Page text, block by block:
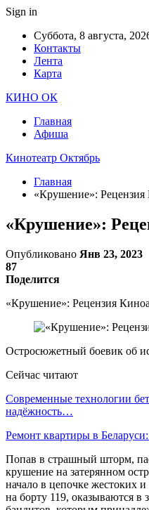
Sign in
Суббота, 8 августа,
Контакты
Лента
Карта
КИНО ОК
Главная
Афиша
Кинотеатр Октябрь
Главная
«Крушение»:
«Крушение»:
Опубликовано Янв 23, 2023
87
Поделится
«Крушение»: Рецензия
Остросюжетный боевик об
Сейчас читают
Современные технологии
надёжность…
Ремонт квартиры в
Попав в страшный шторм,
крушение на затерянном
начало в цепочке жестоких
на борту 119, оказываются